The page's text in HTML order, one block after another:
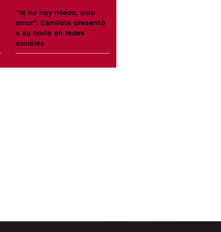
"Ya no hay miedo, solo
amor": Camilota presentó
a su novia en redes
sociales